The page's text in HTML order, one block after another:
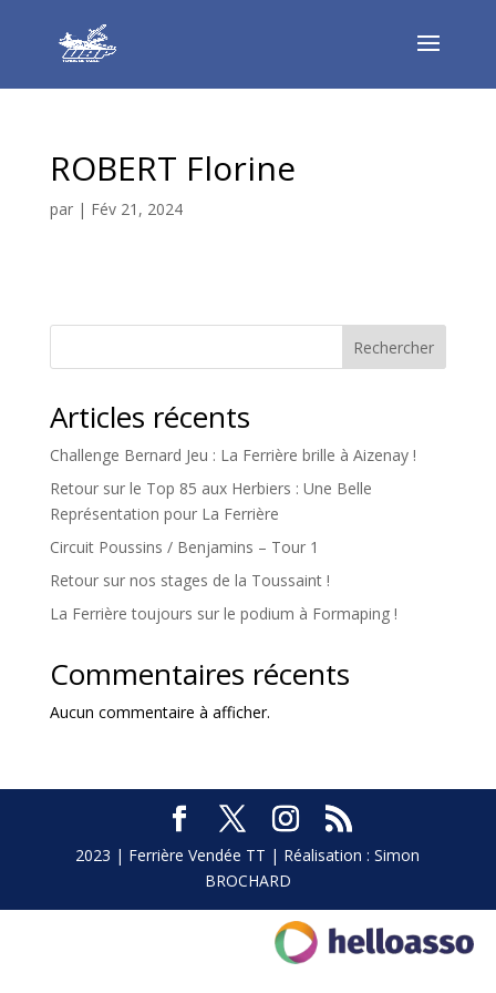
ROBERT Florine
par | Fév 21, 2024
Rechercher
Articles récents
Challenge Bernard Jeu : La Ferrière brille à Aizenay !
Retour sur le Top 85 aux Herbiers : Une Belle
Représentation pour La Ferrière
Circuit Poussins / Benjamins – Tour 1
Retour sur nos stages de la Toussaint !
La Ferrière toujours sur le podium à Formaping !
Commentaires récents
Aucun commentaire à afficher.
2023 | Ferrière Vendée TT | Réalisation : Simon
BROCHARD